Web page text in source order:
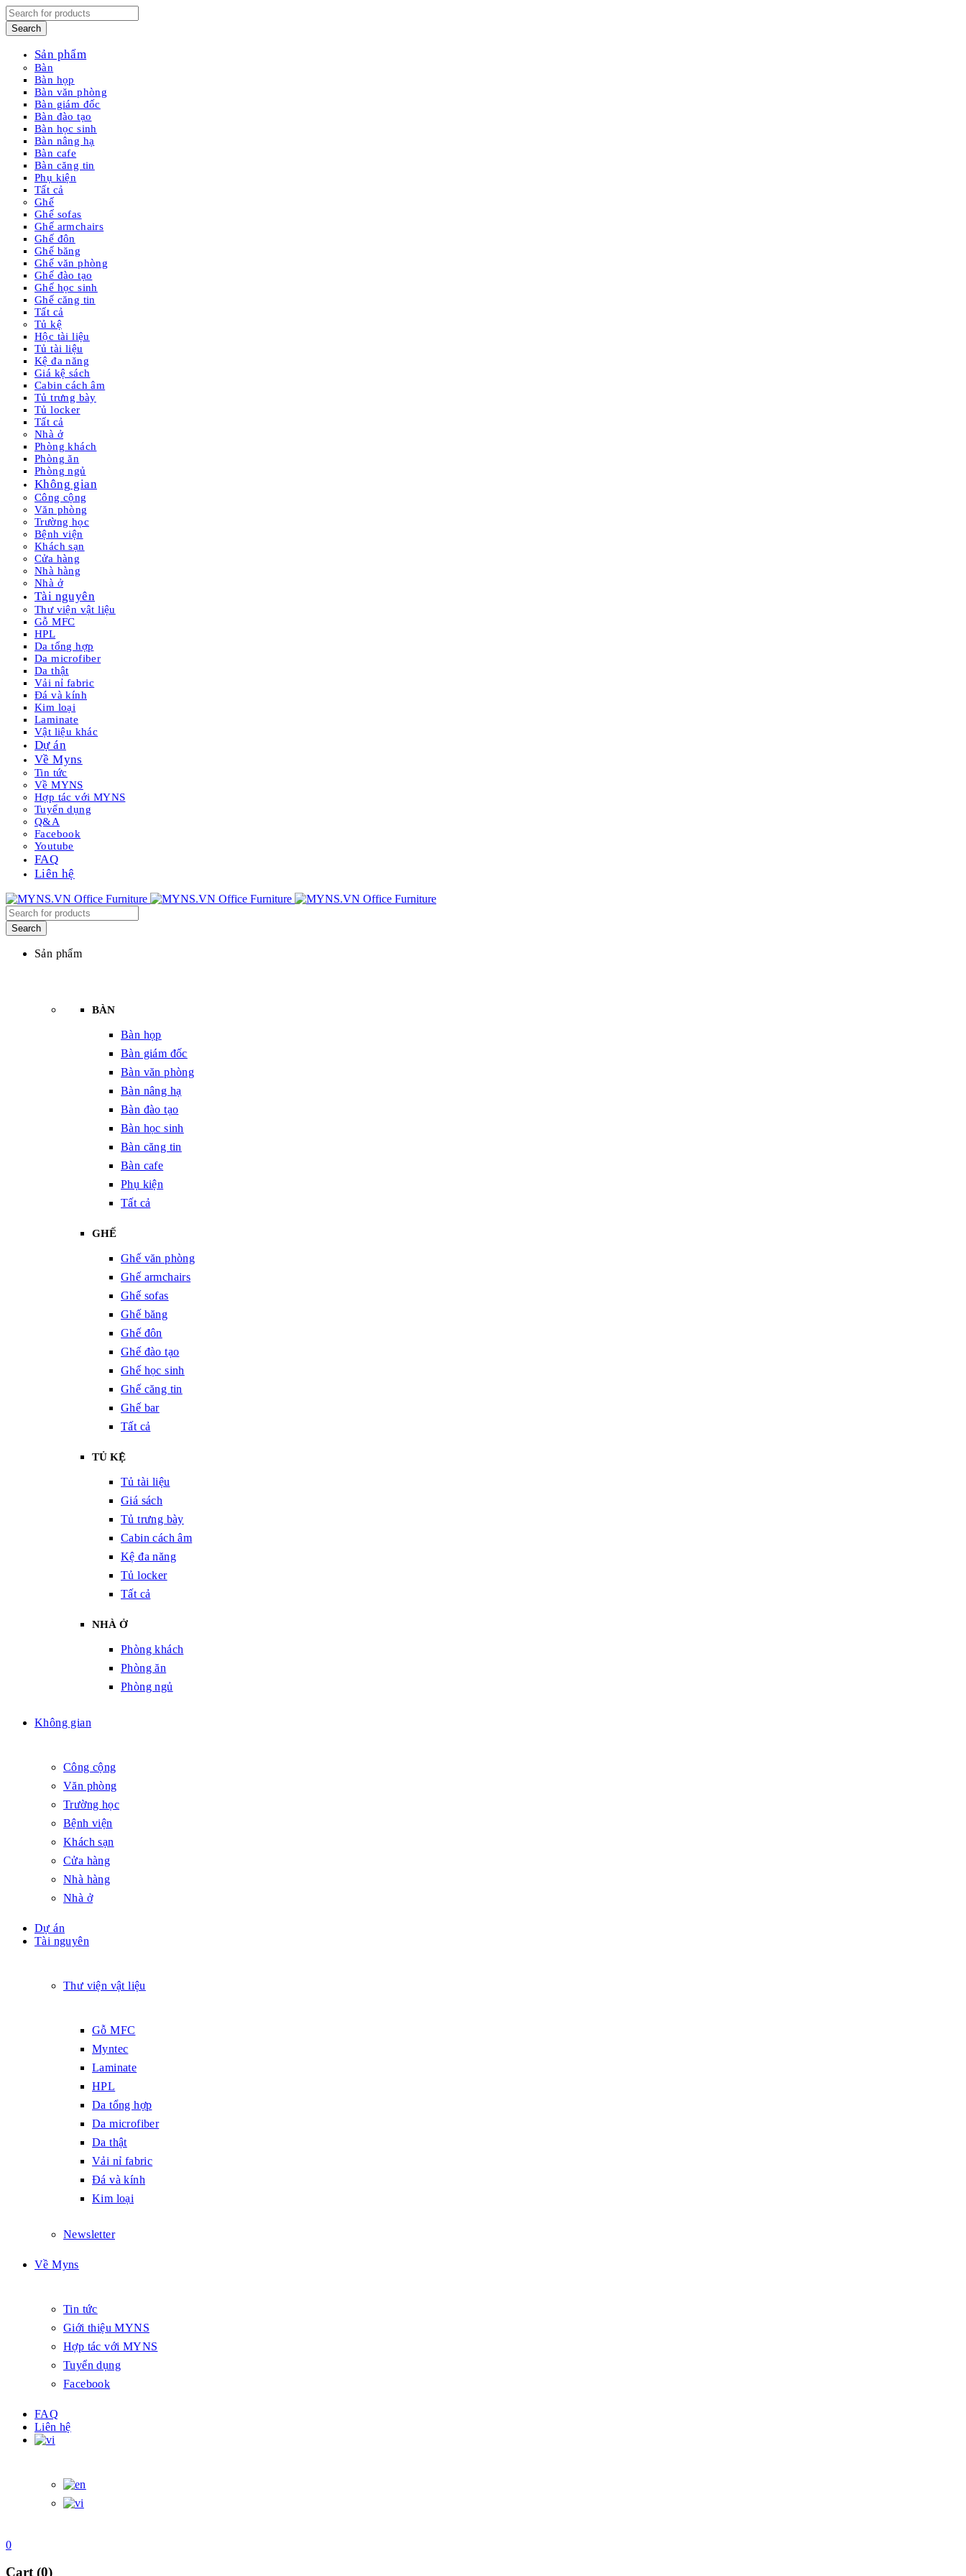
Sản phẩm
Bàn
Bàn họp
Bàn văn phòng
Bàn giám đốc
Bàn đào tạo
Bàn học sinh
Bàn nâng hạ
Bàn cafe
Bàn căng tin
Phụ kiện
Tất cả
Ghế
Ghế sofas
Ghế armchairs
Ghế đôn
Ghế băng
Ghế văn phòng
Ghế đào tạo
Ghế học sinh
Ghế căng tin
Tất cả
Tủ kệ
Hộc tài liệu
Tủ tài liệu
Kệ đa năng
Giá kệ sách
Cabin cách âm
Tủ trưng bày
Tủ locker
Tất cả
Nhà ở
Phòng khách
Phòng ăn
Phòng ngủ
Không gian
Công cộng
Văn phòng
Trường học
Bệnh viện
Khách sạn
Cửa hàng
Nhà hàng
Nhà ở
Tài nguyên
Thư viện vật liệu
Gỗ MFC
HPL
Da tổng hợp
Da microfiber
Da thật
Vải nỉ fabric
Đá và kính
Kim loại
Laminate
Vật liệu khác
Dự án
Về Myns
Tin tức
Về MYNS
Hợp tác với MYNS
Tuyển dụng
Q&A
Facebook
Youtube
FAQ
Liên hệ
Sản phẩm
BÀN
Bàn họp
Bàn giám đốc
Bàn văn phòng
Bàn nâng hạ
Bàn đào tạo
Bàn học sinh
Bàn căng tin
Bàn cafe
Phụ kiện
Tất cả
GHẾ
Ghế văn phòng
Ghế armchairs
Ghế sofas
Ghế băng
Ghế đôn
Ghế đào tạo
Ghế học sinh
Ghế căng tin
Ghế bar
Tất cả
TỦ KỆ
Tủ tài liệu
Giá sách
Tủ trưng bày
Cabin cách âm
Kệ đa năng
Tủ locker
Tất cả
NHÀ Ở
Phòng khách
Phòng ăn
Phòng ngủ
Không gian
Công cộng
Văn phòng
Trường học
Bệnh viện
Khách sạn
Cửa hàng
Nhà hàng
Nhà ở
Dự án
Tài nguyên
Thư viện vật liệu
Gỗ MFC
Myntec
Laminate
HPL
Da tổng hợp
Da microfiber
Da thật
Vải nỉ fabric
Đá và kính
Kim loại
Newsletter
Về Myns
Tin tức
Giới thiệu MYNS
Hợp tác với MYNS
Tuyển dụng
Facebook
FAQ
Liên hệ
0
Cart (0)